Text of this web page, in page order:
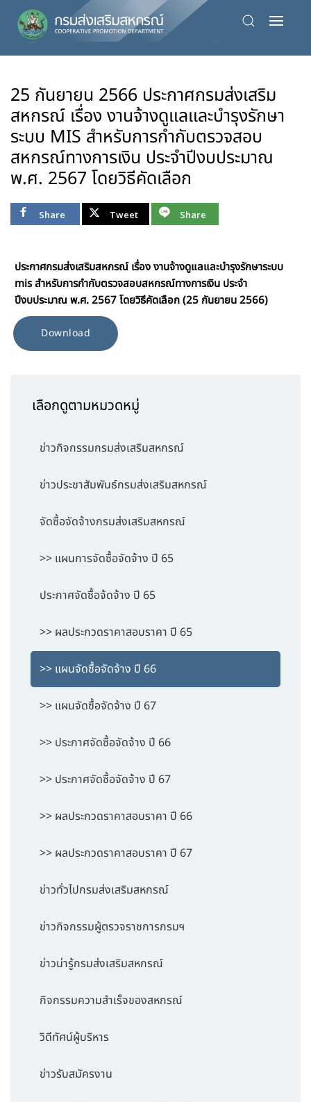
Skip
to
content
25 กันยายน 2566 ประกาศกรมส่งเสริม
สหกรณ์ เรื่อง งานจ้างดูแลและบำรุงรักษา
ระบบ MIS สำหรับการกำกับตรวจสอบ
สหกรณ์ทางการเงิน ประจำปีงบประมาณ
พ.ศ. 2567 โดยวิธีคัดเลือก
Share Tweet Share
ประกาศกรมส่งเสริมสหกรณ์ เรื่อง งานจ้างดูแลและบำรุงรักษาระบบ
mis สำหรับการกำกับตรวจสอบสหกรณ์ทางการเงิน ประจำ
ปีงบประมาณ พ.ศ. 2567 โดยวิธีคัดเลือก (25 กันยายน 2566)
Download
เลือกดูตามหมวดหมู่
ข่าวกิจกรรมกรมส่งเสริมสหกรณ์
ข่าวประชาสัมพันธ์กรมส่งเสริมสหกรณ์
จัดซื้อจัดจ้างกรมส่งเสริมสหกรณ์
>> แผนการจัดซื้อจัดจ้าง ปี 65
ประกาศจัดซื้อจ้ดจ้าง ปี 65
>> ผลประกวดราคาสอบราคา ปี 65
>> แผนจัดซื้อจัดจ้าง ปี 66
>> แผนจัดซื้อจัดจ้าง ปี 67
>> ประกาศจัดซื้อจัดจ้าง ปี 66
>> ประกาศจัดซื้อจัดจ้าง ปี 67
>> ผลประกวดราคาสอบราคา ปี 66
>> ผลประกวดราคาสอบราคา ปี 67
ข่าวทั่วไปกรมส่งเสริมสหกรณ์
ข่าวกิจกรรมผู้ตรวจราชการกรมฯ
ข่าวน่ารู้กรมส่งเสริมสหกรณ์
กิจกรรมความสำเร็จของสหกรณ์
วิดีทัศน์ผู้บริหาร
ข่าวรับสมัครงาน